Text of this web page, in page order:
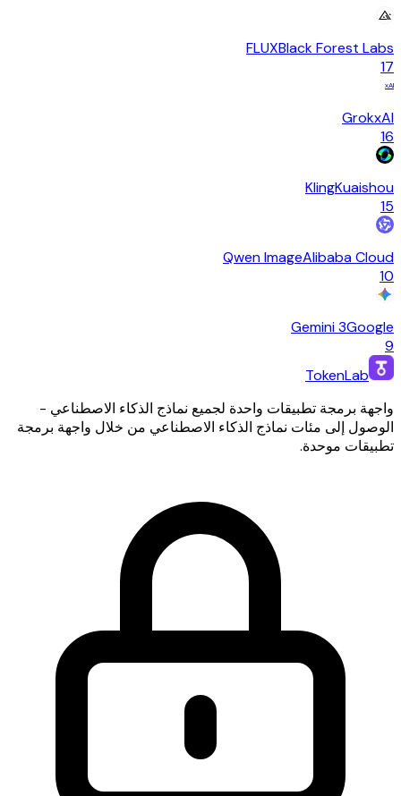
FLUXBlack Forest Labs
17
xAI
GrokxAI
16
KlingKuaishou
15
Qwen ImageAlibaba Cloud
10
Gemini 3Google
9
TokenLab
واجهة برمجة تطبيقات واحدة لجميع نماذج الذكاء الاصطناعي -
الوصول إلى مئات نماذج الذكاء الاصطناعي من خلال واجهة برمجة
تطبيقات موحدة.